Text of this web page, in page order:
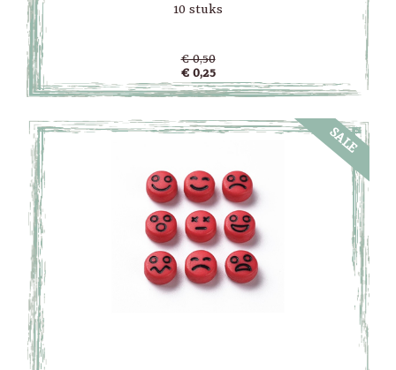
10 stuks
€ 0,50
€ 0,25
SALE